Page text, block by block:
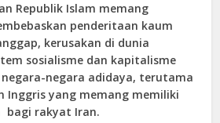
Republik Islam memang
penderitaan kaum
kerusakan di dunia
sosialisme dan kapitalisme
negara adidaya, terutama
Inggris yang memang memiliki
bagi rakyat Iran.